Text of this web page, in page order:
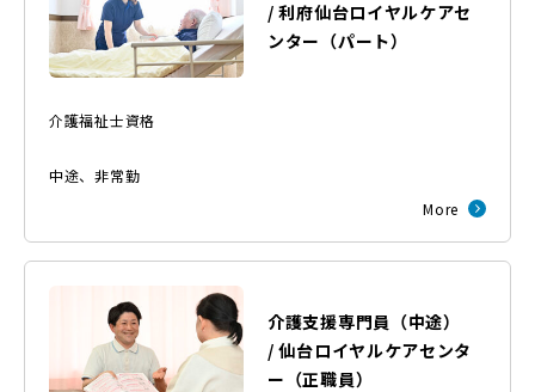
/利府仙台ロイヤルケアセ
ンター （パート）
介護福祉士資格
中途、非常勤
More
介護支援専門員（中途）
/仙台ロイヤルケアセンタ
ー （正職員）